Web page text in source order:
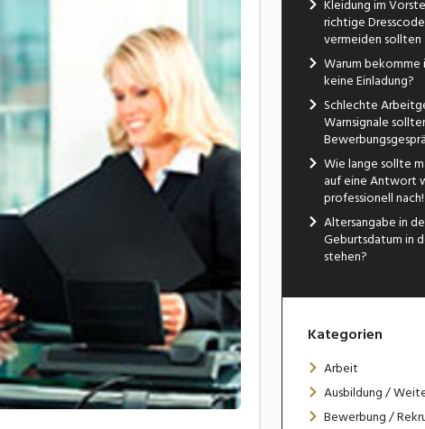
Kleidung im
richtige
vermeiden sollten
Warum
keine Einladung?
Schlechte
Warnsignale
Wie lange sollte
auf eine Antwort
professionell nach!
Altersangabe in
Geburtsdatum in
stehen?
Kategorien
Arbeit
Ausbildung /
Bewerbung /